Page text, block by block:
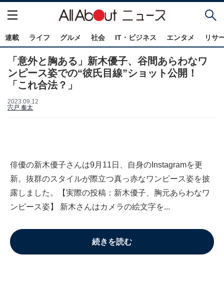
連載 ライフ グルメ 社会 IT・ビジネス エンタメ リサ
「意外と胸ある」新木優子、谷間あらわなワ
ンピース姿での“彼氏目線”ショット公開！
「これ合法？」
2023.09.12
宍戸 奏太
俳優の新木優子さんは9月11日、自身のInstagramを更
新。抜群のスタイルが際立つ真っ赤なワンピース姿を披
露しました。【実際の投稿：新木優子、胸元あらわなワ
ンピース姿】 新木さんはカメラの絵文字を...
続きを読む